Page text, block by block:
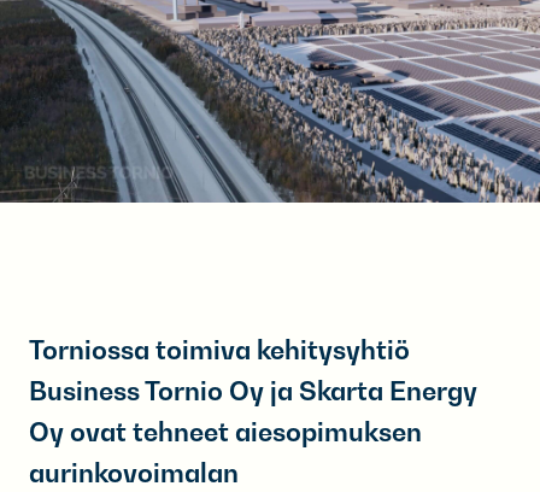
Torniossa toimiva kehitysyhtiö
Business Tornio Oy ja Skarta Energy
Oy ovat tehneet aiesopimuksen
aurinkovoimalan